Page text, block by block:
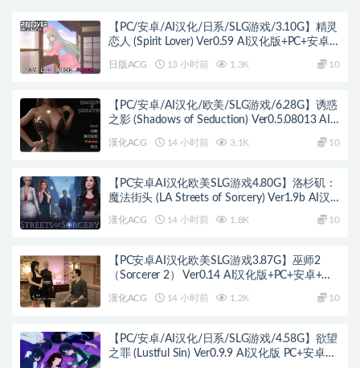
【PC/安卓/AI汉化/日系/SLG游戏/3.10G】精灵
恋人 (Spirit Lover) Ver0.59 AI汉化版+PC+安卓
日版ACG 13 小时前 1.3K 10
【PC/安卓/AI汉化/欧美/SLG游戏/6.28G】诱惑
之影 (Shadows of Seduction) Ver0.5.08013 AI
漢化ACG 14 小时前 3.1K 10
【PC安卓AI汉化欧美SLG游戏4.80G】洛杉矶：
魔法街头 (LA Streets of Sorcery) Ver1.9b AI汉
漢化ACG 14 小时前 1.8K 10
【PC安卓AI汉化欧美SLG游戏3.87G】巫师2
（Sorcerer 2） Ver0.14 AI汉化版+PC+安卓+欧
漢化ACG 14 小时前 1.2K 10
【PC/安卓/AI汉化/日系/SLG游戏/4.58G】欲望
之罪 (Lustful Sin) Ver0.9.9 AI汉化版 PC+安卓